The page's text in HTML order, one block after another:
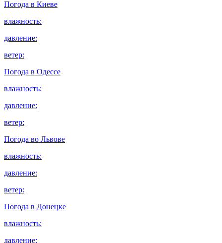
Погода в Киеве
влажность:
давление:
ветер:
Погода в Одессе
влажность:
давление:
ветер:
Погода во Львове
влажность:
давление:
ветер:
Погода в Донецке
влажность:
давление: